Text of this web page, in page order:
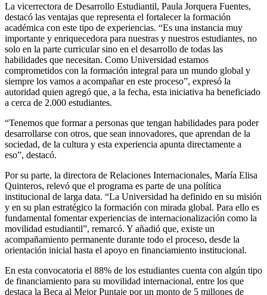
La vicerrectora de Desarrollo Estudiantil, Paula Jorquera Fuentes,
destacó las ventajas que representa el fortalecer la formación
académica con este tipo de experiencias. “Es una instancia muy
importante y enriquecedora para nuestras y nuestros estudiantes, no
solo en la parte curricular sino en el desarrollo de todas las
habilidades que necesitan. Como Universidad estamos
comprometidos con la formación integral para un mundo global y
siempre los vamos a acompañar en este proceso”, expresó la
autoridad quien agregó que, a la fecha, esta iniciativa ha beneficiado
a cerca de 2.000 estudiantes.
“Tenemos que formar a personas que tengan habilidades para poder
desarrollarse con otros, que sean innovadores, que aprendan de la
sociedad, de la cultura y esta experiencia apunta directamente a
eso”, destacó.
Por su parte, la directora de Relaciones Internacionales, María Elisa
Quinteros, relevó que el programa es parte de una política
institucional de larga data. “La Universidad ha definido en su misión
y en su plan estratégico la formación con mirada global. Para ello es
fundamental fomentar experiencias de internacionalización como la
movilidad estudiantil”, remarcó. Y añadió que, existe un
acompañamiento permanente durante todo el proceso, desde la
orientación inicial hasta el apoyo en financiamiento institucional.
En esta convocatoria el 88% de los estudiantes cuenta con algún tipo
de financiamiento para su movilidad internacional, entre los que
destaca la Beca al Mejor Puntaje por un monto de 5 millones de